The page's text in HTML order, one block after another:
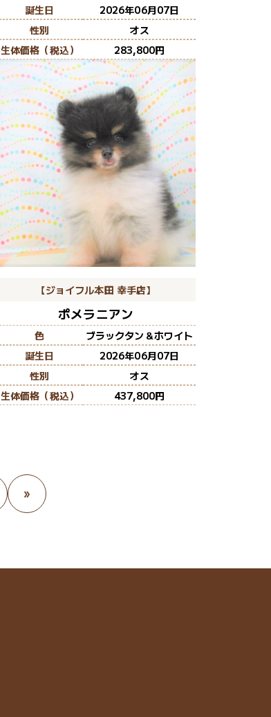
誕生日
2026年06月07日
性別
オス
生体価格（税込）
283,800
【ジョイフル本田 幸手店】
ポメラニアン
色
ブラックタン＆ホワイト
誕生日
2026年06月07日
性別
オス
生体価格（税込）
437,800
»